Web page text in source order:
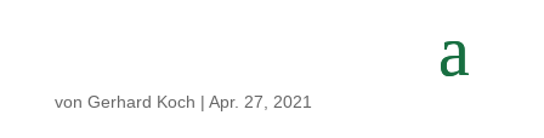
von Gerhard Koch | Apr. 27, 2021